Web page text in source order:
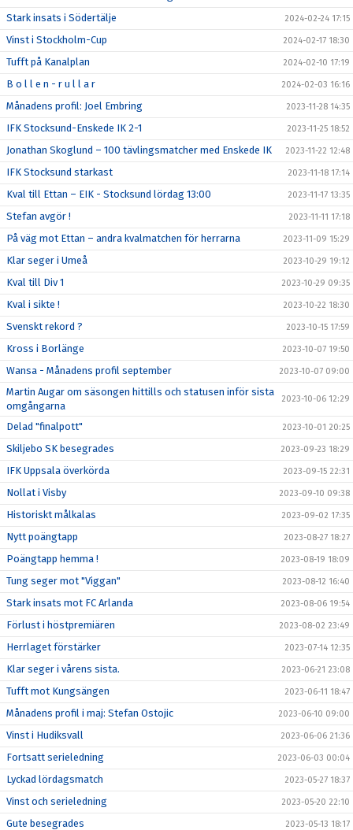
Stark insats i Södertälje 2024-02-24 17:15
Vinst i Stockholm-Cup 2024-02-17 18:30
Tufft på Kanalplan 2024-02-10 17:19
B o l l e n - r u l l a r 2024-02-03 16:16
Månadens profil: Joel Embring 2023-11-28 14:35
IFK Stocksund-Enskede IK 2-1 2023-11-25 18:52
Jonathan Skoglund – 100 tävlingsmatcher med Enskede IK 2023-11-22 12:48
IFK Stocksund starkast 2023-11-18 17:14
Kval till Ettan – EIK - Stocksund lördag 13:00 2023-11-17 13:35
Stefan avgör ! 2023-11-11 17:18
På väg mot Ettan – andra kvalmatchen för herrarna 2023-11-09 15:29
Klar seger i Umeå 2023-10-29 19:12
Kval till Div 1 2023-10-29 09:35
Kval i sikte ! 2023-10-22 18:30
Svenskt rekord ? 2023-10-15 17:59
Kross i Borlänge 2023-10-07 19:50
Wansa - Månadens profil september 2023-10-07 09:00
Martin Augar om säsongen hittills och statusen inför sista
omgångarna
2023-10-06 12:29
Delad "finalpott" 2023-10-01 20:25
Skiljebo SK besegrades 2023-09-23 18:29
IFK Uppsala överkörda 2023-09-15 22:31
Nollat i Visby 2023-09-10 09:38
Historiskt målkalas 2023-09-02 17:35
Nytt poängtapp 2023-08-27 18:27
Poängtapp hemma ! 2023-08-19 18:09
Tung seger mot "Viggan" 2023-08-12 16:40
Stark insats mot FC Arlanda 2023-08-06 19:54
Förlust i höstpremiären 2023-08-02 23:49
Herrlaget förstärker 2023-07-14 12:35
Klar seger i vårens sista. 2023-06-21 23:08
Tufft mot Kungsängen 2023-06-11 18:47
Månadens profil i maj: Stefan Ostojic 2023-06-10 09:00
Vinst i Hudiksvall 2023-06-06 21:36
Fortsatt serieledning 2023-06-03 00:04
Lyckad lördagsmatch 2023-05-27 18:37
Vinst och serieledning 2023-05-20 22:10
Gute besegrades 2023-05-13 18:17